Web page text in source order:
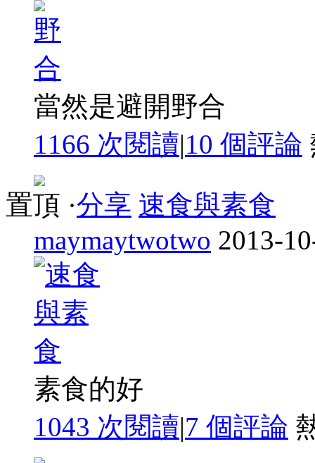
當然是避開野合
1166 次閱讀|10 個評論
置頂 ·分享 速食與素食
maymaytwotwo 2013-
素食的好
1043 次閱讀|7 個評論